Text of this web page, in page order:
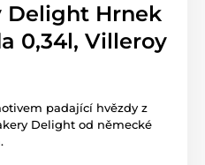
Delight Hrnek
0,34l, Villeroy
padající hvězdy z
Delight od německé